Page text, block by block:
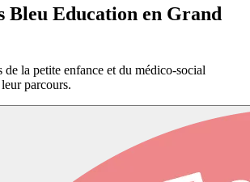
Bleu Education en Grand
de la petite enfance et du médico-social
parcours.